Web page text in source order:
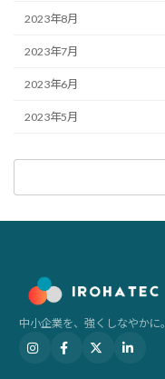
2023年8月
2023年7月
2023年6月
2023年5月
中小企業を、強くしなやかに。